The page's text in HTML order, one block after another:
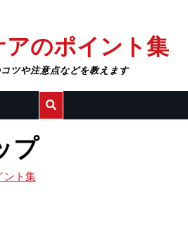
アのポイント集
ツや注意点などを教えます
プ
ント集